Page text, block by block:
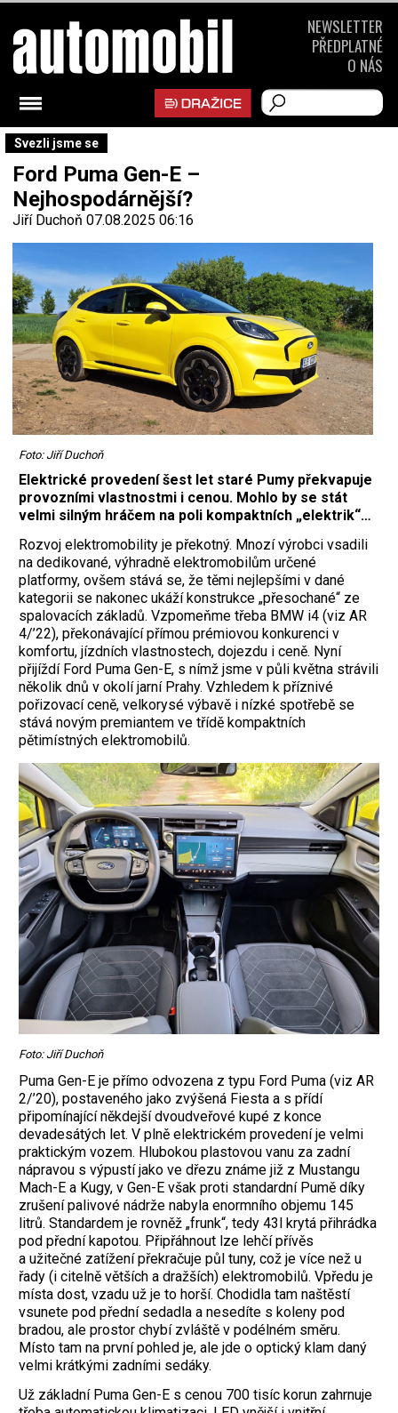
Svezli jsme se
Ford Puma Gen-E –
Nejhospodárnější?
Jiří Duchoň 07.08.2025 06:16
Foto: Jiří Duchoň
Elektrické provedení šest let staré Pumy překvapuje
provozními vlastnostmi i cenou. Mohlo by se stát
velmi silným hráčem na poli kompaktních „elektrik“…
Rozvoj elektromobility je překotný. Mnozí výrobci vsadili
na dedikované, výhradně elektromobilům určené
platformy, ovšem stává se, že těmi nejlepšími v dané
kategorii se nakonec ukáží konstrukce „přesochané“ ze
spalovacích základů. Vzpomeňme třeba BMW i4 (viz AR
4/’22), překonávající přímou prémiovou konkurenci v
komfortu, jízdních vlastnostech, dojezdu i ceně. Nyní
přijíždí Ford Puma Gen-E, s nímž jsme v půli května strávili
několik dnů v okolí jarní Prahy. Vzhledem k příznivé
pořizovací ceně, velkorysé výbavě i nízké spotřebě se
stává novým premiantem ve třídě kompaktních
pětimístných elektromobilů.
Foto: Jiří Duchoň
Puma Gen-E je přímo odvozena z typu Ford Puma (viz AR
2/’20), postaveného jako zvýšená Fiesta a s přídí
připomínající někdejší dvoudveřové kupé z konce
devadesátých let. V plně elektrickém provedení je velmi
praktickým vozem. Hlubokou plastovou vanu za zadní
nápravou s výpustí jako ve dřezu známe již z Mustangu
Mach-E a Kugy, v Gen-E však proti standardní Pumě díky
zrušení palivové nádrže nabyla enormního objemu 145
litrů. Standardem je rovněž „frunk“, tedy 43l krytá přihrádka
pod přední kapotou. Připřáhnout lze lehčí přívěs
a užitečné zatížení překračuje půl tuny, což je více než u
řady (i citelně větších a dražších) elektromobilů. Vpředu je
místa dost, vzadu už je to horší. Chodidla tam naštěstí
vsunete pod přední sedadla a nesedíte s koleny pod
bradou, ale prostor chybí zvláště v podélném směru.
Místo tam na první pohled je, ale jde o optický klam daný
velmi krátkými zadními sedáky.
Už základní Puma Gen-E s cenou 700 tisíc korun zahrnuje
NEWSLETTER
PŘEDPLATNÉ
O NÁS